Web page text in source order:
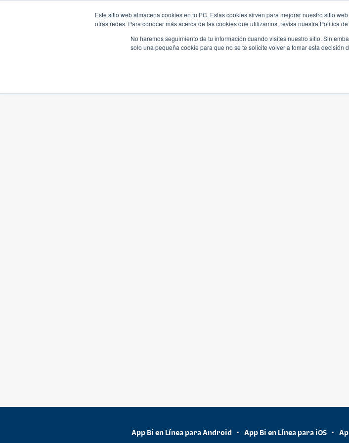
Este sitio web almacena cookies en tu PC. Estas cookies sirven para mejorar nuestro sitio
otras redes. Para conocer más acerca de las cookies que utilizamos, revisa nuestra Política
No haremos seguimiento de tu información cuando visites nuestro sitio. Sin
solo una pequeña cookie para que no se te solicite volver a tomar esta decisión
App Bi en Línea para Android • App Bi en Línea para iOS •